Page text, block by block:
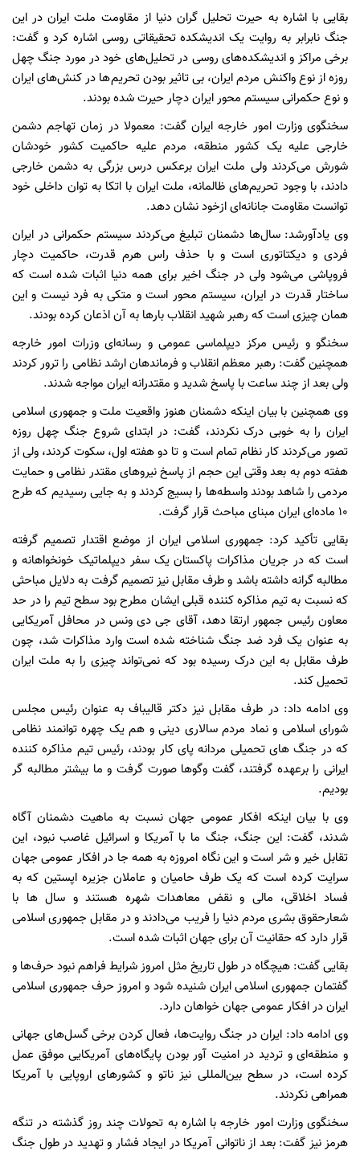
بقایی با اشاره به حیرت تحلیل گران دنیا از مقاومت ملت ایران در این
جنگ نابرابر به روایت یک اندیشکده تحقیقاتی روسی اشاره کرد و گفت:
برخی مراکز و اندیشکده‌های روسی در تحلیل‌های خود در مورد جنگ چهل
روزه از نوع واکنش مردم ایران، بی تاثیر بودن تحریم‌ها در کنش‌های ایران
و نوع حکمرانی سیستم محور ایران دچار حیرت شده بودند.
سخنگوی وزارت امور خارجه ایران گفت: معمولا در زمان تهاجم دشمن
خارجی علیه یک کشور منطقه، مردم علیه حاکمیت کشور خودشان
شورش می‌کردند ولی ملت ایران برعکس درس بزرگی به دشمن خارجی
دادند، با وجود تحریم‌های ظالمانه، ملت ایران با اتکا به توان داخلی خود
توانست مقاومت جانانه‌ای ازخود نشان دهد.
وی یادآورشد: سال‌ها دشمنان تبلیغ می‌کردند سیستم حکمرانی در ایران
فردی و دیکتاتوری است و با حذف راس هرم قدرت، حاکمیت دچار
فروپاشی می‌شود ولی در جنگ اخیر برای همه دنیا اثبات شده است که
ساختار قدرت در ایران، سیستم محور است و متکی به فرد نیست و این
همان چیزی است که رهبر شهید انقلاب بارها به آن اذعان کرده بودند.
سخنگو و رئیس مرکز دیپلماسی عمومی و رسانه‌ای وزرات امور خارجه
همچنین گفت: رهبر معظم انقلاب و فرماندهان ارشد نظامی را ترور کردند
ولی بعد از چند ساعت با پاسخ شدید و مقتدرانه ایران مواجه شدند.
وی همچنین با بیان اینکه دشمنان هنوز واقعیت ملت و جمهوری اسلامی
ایران را به خوبی درک نکردند، گفت: در ابتدای شروع جنگ چهل روزه
تصور می‌کردند کار نظام تمام است و تا دو هفته اول، سکوت کردند، ولی از
هفته دوم به بعد وقتی این حجم از پاسخ نیروهای مقتدر نظامی و حمایت
مردمی را شاهد بودند واسطه‌ها را بسیج کردند و به جایی رسیدیم که طرح
۱۰ ماده‌ای ایران مبنای مباحث قرار گرفت.
بقایی تأکید کرد: جمهوری اسلامی ایران از موضع اقتدار تصمیم گرفته
است که در جریان مذاکرات پاکستان یک سفر دیپلماتیک خونخواهانه و
مطالبه گرانه داشته باشد و طرف مقابل نیز تصمیم گرفت به دلایل مباحثی
که نسبت به تیم مذاکره کننده قبلی ایشان مطرح بود سطح تیم را در حد
معاون رئیس جمهور ارتقا دهد، آقای جی دی ونس در محافل آمریکایی
به عنوان یک فرد ضد جنگ شناخته شده است وارد مذاکرات شد، چون
طرف مقابل به این درک رسیده بود که نمی‌تواند چیزی را به ملت ایران
تحمیل کند.
وی ادامه داد: در طرف مقابل نیز دکتر قالیباف به عنوان رئیس مجلس
شورای اسلامی و نماد مردم سالاری دینی و هم یک چهره توانمند نظامی
که در جنگ های تحمیلی مردانه پای کار بودند، رئیس تیم مذاکره کننده
ایرانی را برعهده گرفتند، گفت وگوها صورت گرفت و ما بیشتر مطالبه گر
بودیم.
وی با بیان اینکه افکار عمومی جهان نسبت به ماهیت دشمنان آگاه
شدند، گفت: این جنگ، جنگ ما با آمریکا و اسرائیل غاصب نبود، این
تقابل خیر و شر است و این نگاه امروزه به همه جا در افکار عمومی جهان
سرایت کرده است که یک طرف حامیان و عاملان جزیره اپستین که به
فساد اخلاقی، مالی و نقض معاهدات شهره هستند و سال ها با
شعارحقوق بشری مردم دنیا را فریب می‌دادند و در مقابل جمهوری اسلامی
قرار دارد که حقانیت آن برای جهان اثبات شده است.
بقایی گفت: هیچگاه در طول تاریخ مثل امروز شرایط فراهم نبود حرف‌ها و
گفتمان جمهوری اسلامی ایران شنیده شود و امروز حرف جمهوری اسلامی
ایران در افکار عمومی جهان خواهان دارد.
وی ادامه داد: ایران در جنگ روایت‌ها، فعال کردن برخی گسل‌های جهانی
و منطقه‌ای و تردید در امنیت آور بودن پایگاه‌های آمریکایی موفق عمل
کرده است، در سطح بین‌المللی نیز ناتو و کشورهای اروپایی با آمریکا
همراهی نکردند.
سخنگوی وزارت امور خارجه با اشاره به تحولات چند روز گذشته در تنگه
هرمز نیز گفت: بعد از ناتوانی آمریکا در ایجاد فشار و تهدید در طول جنگ